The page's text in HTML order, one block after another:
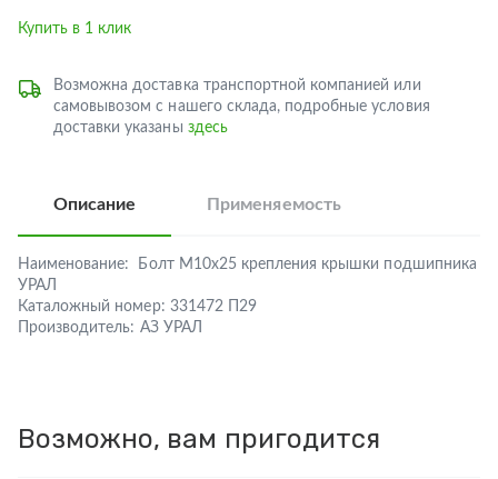
Купить в 1 клик
Возможна доставка транспортной компанией или
самовывозом с нашего склада, подробные условия
доставки указаны здесь
Описание Применяемость
Наименование:
Болт М10х25 крепления крышки подшипника
УРАЛ
Каталожный номер: 331472 П29
Производитель: АЗ УРАЛ
Возможно, вам пригодится